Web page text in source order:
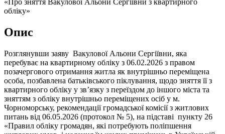
«Про зняття Вакулової Альони Сергіївни з квартирного
обліку»
Опис
Розглянувши заяву Вакулової Альони Сергіївни, яка
перебуває на квартирному обліку з 06.02.2026 з правом
позачергового отримання житла як внутрішньо переміщена
особа, позбавлена батьківського піклування, щодо зняття її з
квартирного обліку у зв’язку з переїздом до іншого міста та
зняттям з обліку внутрішньо переміщених осіб у м.
Чорноморську, рекомендації громадської комісії з житлових
питань від 06.05.2026 (протокол № 5), на підставі пункту 26
«Правил обліку громадян, які потребують поліпшення